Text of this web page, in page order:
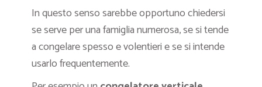
In questo senso sarebbe opportuno chiedersi
se serve per una famiglia numerosa, se si tende
a congelare spesso e volentieri e se si intende
usarlo frequentemente.